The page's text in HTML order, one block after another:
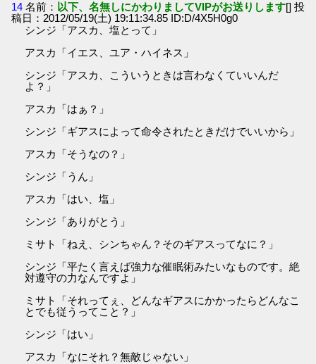
14 名前： 以下、名無しにかわりましてVIPがお送りします[] 投
稿日：2012/05/19(土) 19:11:34.85 ID:D/4X5H0g0
シンジ「アスカ、塩とって」
アスカ「イエス、ユア・ハイネス」
シンジ「アスカ、こういうときは言わなくていいんだ
よ？」
アスカ「はぁ？」
シンジ「ギアスによって命令されたときだけでいいから」
アスカ「そうなの？」
シンジ「うん」
アスカ「はい、塩」
シンジ「ありがとう」
ミサト「ねえ、シンちゃん？そのギアスってなに？」
シンジ「平たく言えば強力な催眠術みたいなものです。絶
対遵守の力なんですよ」
ミサト「それってぇ、どんなギアスにかかったらどんなこ
とでも従うってこと？」
シンジ「はい」
アスカ「なにそれ？無敵じゃない」